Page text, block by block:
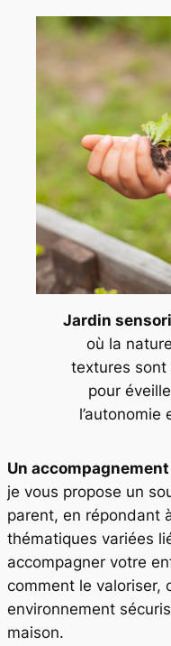
Jardin
où la
textures
pour
l’autonomie
Un
je vous propose un
parent, en répondant
thématiques variées
accompagner votre
comment le valoriser,
environnement
maison.